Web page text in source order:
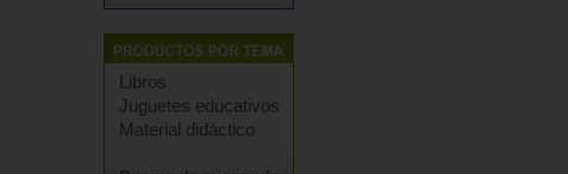
Libros
Juguetes educativos
Material didáctico